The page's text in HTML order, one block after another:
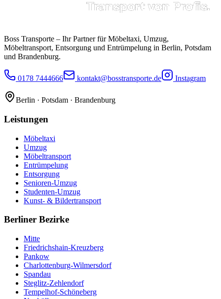
Boss Transporte – Ihr Partner für Möbeltaxi, Umzug,
Möbeltransport, Entsorgung und Entrümpelung in Berlin, Potsdam
und Brandenburg.
0178 7444666 kontakt@bosstransporte.de Instagram
Berlin · Potsdam · Brandenburg
Leistungen
Möbeltaxi
Umzug
Möbeltransport
Entrümpelung
Entsorgung
Senioren-Umzug
Studenten-Umzug
Kunst- & Bildertransport
Berliner Bezirke
Mitte
Friedrichshain-Kreuzberg
Pankow
Charlottenburg-Wilmersdorf
Spandau
Steglitz-Zehlendorf
Tempelhof-Schöneberg